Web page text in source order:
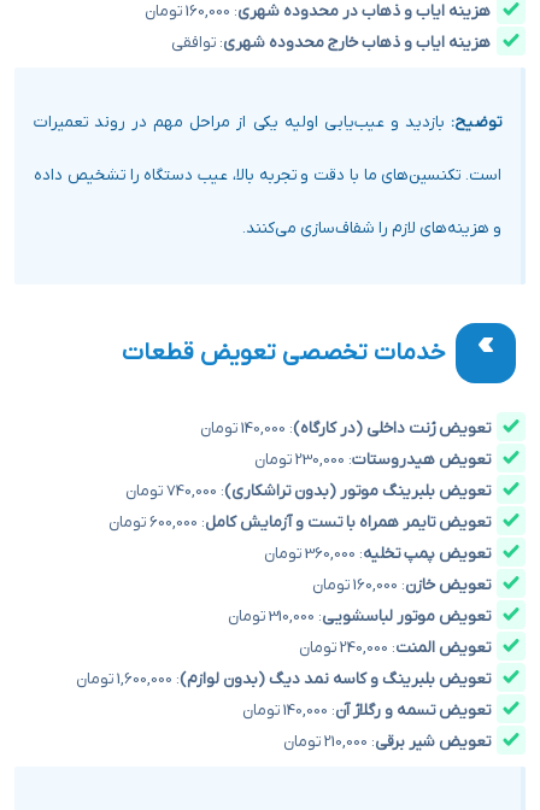
هزینه ایاب و ذهاب در محدوده شهری: 160,000 تومان
هزینه ایاب و ذهاب خارج محدوده شهری: توافقی
توضیح: بازدید و عیب‌یابی اولیه یکی از مراحل مهم در روند تعمیرات
است. تکنسین‌های ما با دقت و تجربه بالا، عیب دستگاه را تشخیص داده
و هزینه‌های لازم را شفاف‌سازی می‌کنند.
خدمات تخصصی تعویض قطعات
تعویض ژنت داخلی (در کارگاه): 140,000 تومان
تعویض هیدروستات: 230,000 تومان
تعویض بلبرینگ موتور (بدون تراشکاری): 740,000 تومان
تعویض تایمر همراه با تست و آزمایش کامل: 600,000 تومان
تعویض پمپ تخلیه: 360,000 تومان
تعویض خازن: 160,000 تومان
تعویض موتور لباسشویی: 310,000 تومان
تعویض المنت: 240,000 تومان
تعویض بلبرینگ و کاسه نمد دیگ (بدون لوازم): 1,600,000 تومان
تعویض تسمه و رگلاژ آن: 140,000 تومان
تعویض شیر برقی: 210,000 تومان